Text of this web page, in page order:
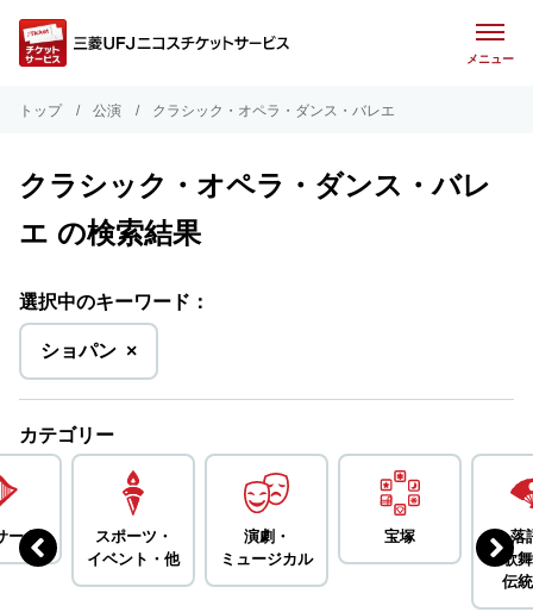
メニュー
トップ 公演 クラシック・オペラ・ダンス・バレエ
クラシック・オペラ・ダンス・バレ
エ の検索結果
選択中のキーワード：
ショパンを
削
除
×
カテゴリー
ート
スポーツ・
イベント・ 他
演劇・
ミュージカル
宝塚
落
歌
伝